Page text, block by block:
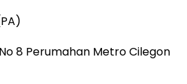
8 Perumahan Metro Cilegon